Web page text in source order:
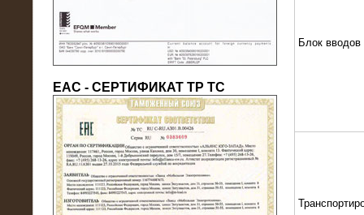
22.05.2016
Нагрузочный модуль в контейнере
10 МВт (0,4 кВ - напряжение)
ЕАС - СЕРТИФИКАТ ТР ТС
Блок вводов